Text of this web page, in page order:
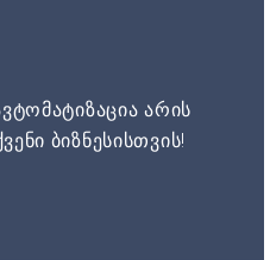
არის
ბიზნესისთვის!